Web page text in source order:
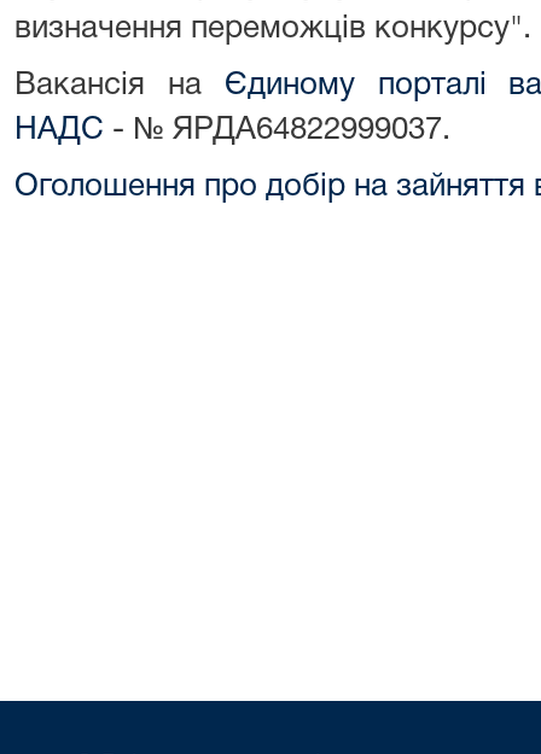
визначення переможців конкурсу".
Вакансія на Єдиному порталі
НАДС - № ЯРДА64822999037.
Оголошення про добір на зайняття